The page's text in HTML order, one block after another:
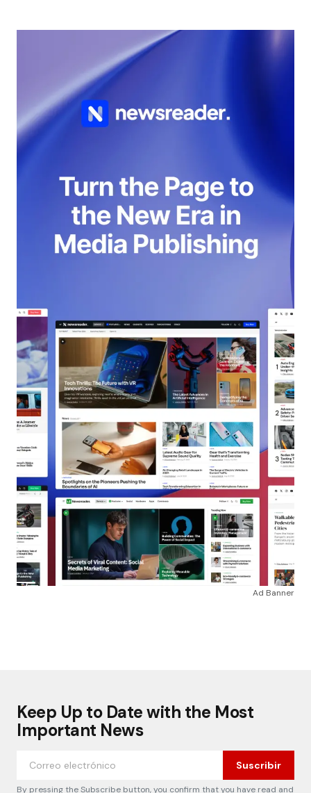
Ad Banner
Keep Up to Date with the Most
Important News
Suscribir
By pressing the Subscribe button, you confirm that you have read and